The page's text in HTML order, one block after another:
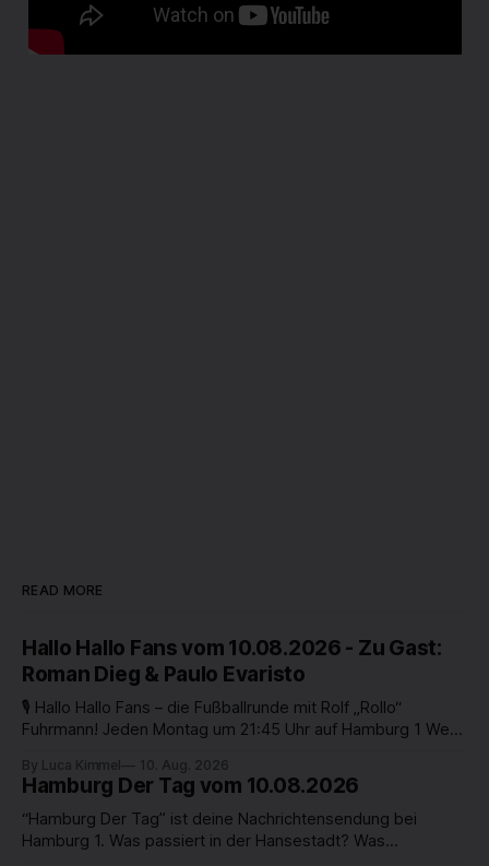
READ MORE
Hallo Hallo Fans vom 10.08.2026 - Zu Gast:
Roman Dieg & Paulo Evaristo
🎙️ Hallo Hallo Fans – die Fußballrunde mit Rolf „Rollo“
Fuhrmann! Jeden Montag um 21:45 Uhr auf Hamburg 1 Wenn
„Hallo Hallo Fans“ begrüßt Moderator Rolf „Rollo“ Fuhrmann
jeden Montag zwei spannende Gäste im Studio – echte
Kenner, Fans und
By Luca Kimmel 10. Aug. 2026
Hamburg Der Tag vom 10.08.2026
“Hamburg Der Tag” ist deine Nachrichtensendung bei
Hamburg 1. Was passiert in der Hansestadt? Was